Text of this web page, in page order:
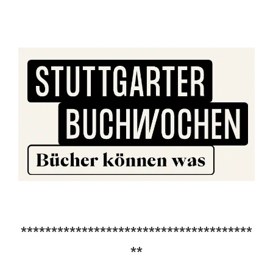
**************************************
**